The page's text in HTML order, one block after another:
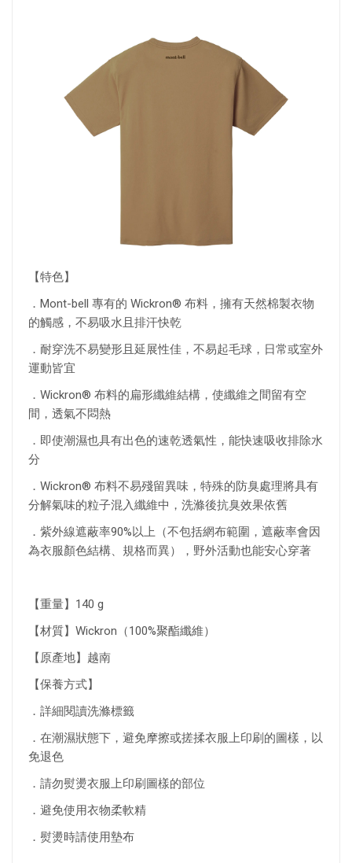
【特色】
．Mont-bell 專有的 Wickron® 布料，擁有天然棉製衣物
的觸感，不易吸水且排汗快乾
．耐穿洗不易變形且延展性佳，不易起毛球，日常或室外
運動皆宜
．Wickron® 布料的扁形纖維結構，使纖維之間留有空
間，透氣不悶熱
．即使潮濕也具有出色的速乾透氣性，能快速吸收排除水
分
．Wickron® 布料不易殘留異味，特殊的防臭處理將具有
分解氣味的粒子混入纖維中，洗滌後抗臭效果依舊
．紫外線遮蔽率90%以上（不包括網布範圍，遮蔽率會因
為衣服顏色結構、規格而異），野外活動也能安心穿著
【重量】140 g
【材質】Wickron（100%聚酯纖維）
【原產地】越南
【保養方式】
．詳細閱讀洗滌標籤
．在潮濕狀態下，避免摩擦或搓揉衣服上印刷的圖樣，以
免退色
．請勿熨燙衣服上印刷圖樣的部位
．避免使用衣物柔軟精
．熨燙時請使用墊布